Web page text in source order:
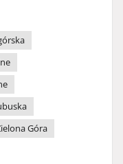
Góra